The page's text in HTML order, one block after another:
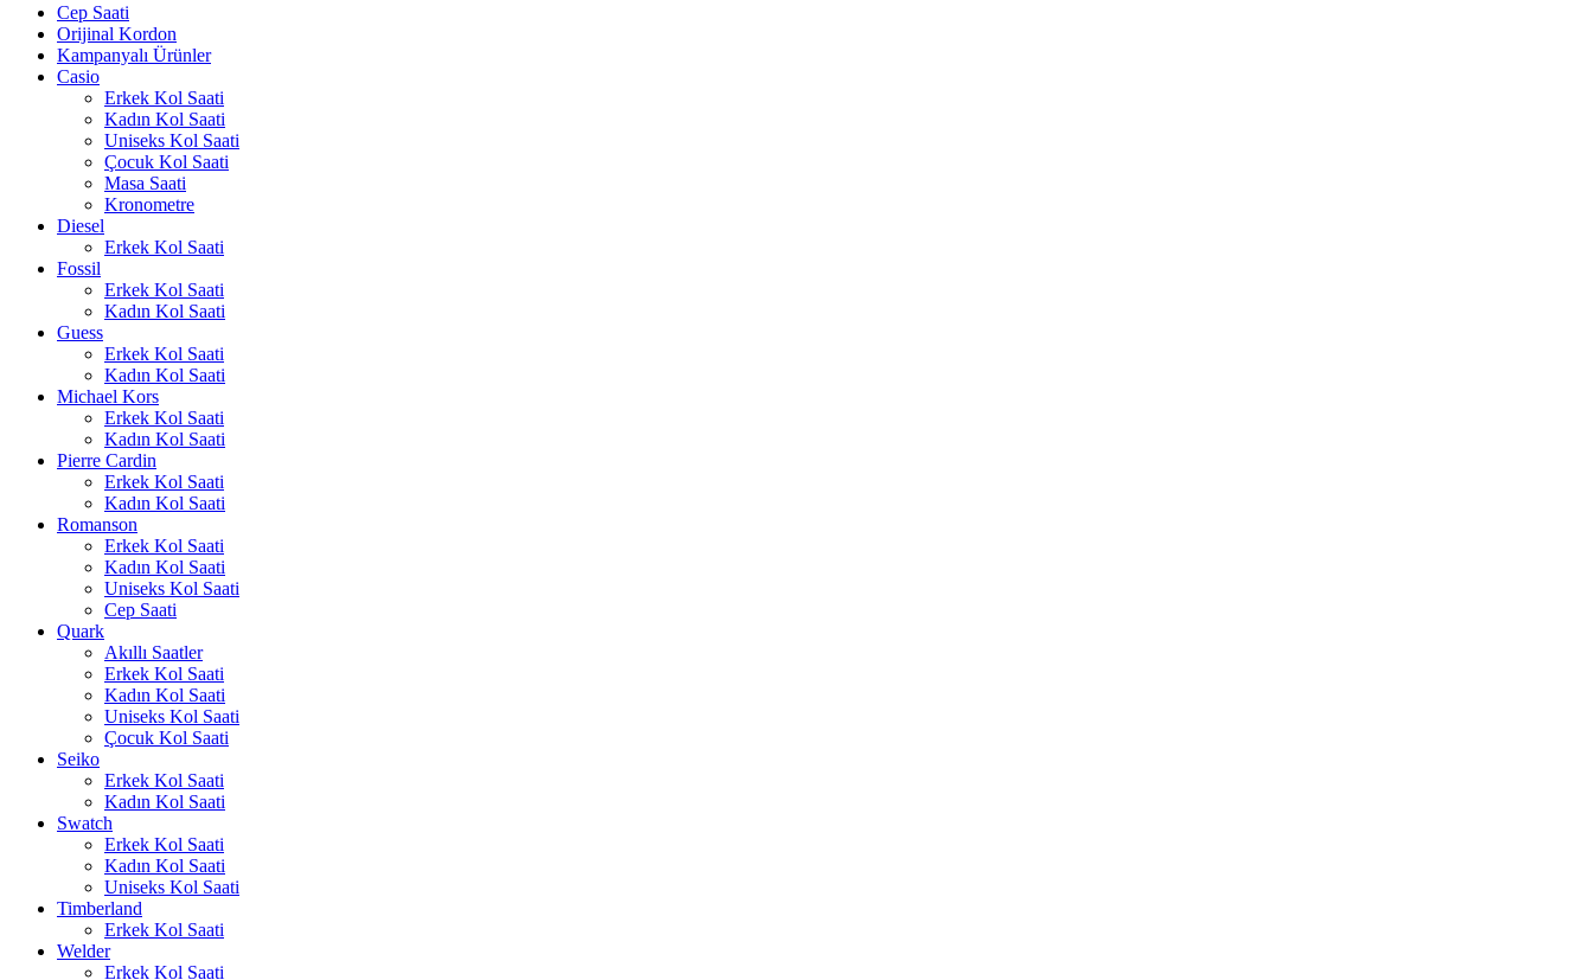
Cep Saati
Orijinal Kordon
Kampanyalı Ürünler
Casio
Erkek Kol Saati
Kadın Kol Saati
Uniseks Kol Saati
Çocuk Kol Saati
Masa Saati
Kronometre
Diesel
Erkek Kol Saati
Fossil
Erkek Kol Saati
Kadın Kol Saati
Guess
Erkek Kol Saati
Kadın Kol Saati
Michael Kors
Erkek Kol Saati
Kadın Kol Saati
Pierre Cardin
Erkek Kol Saati
Kadın Kol Saati
Romanson
Erkek Kol Saati
Kadın Kol Saati
Uniseks Kol Saati
Cep Saati
Quark
Akıllı Saatler
Erkek Kol Saati
Kadın Kol Saati
Uniseks Kol Saati
Çocuk Kol Saati
Seiko
Erkek Kol Saati
Kadın Kol Saati
Swatch
Erkek Kol Saati
Kadın Kol Saati
Uniseks Kol Saati
Timberland
Erkek Kol Saati
Welder
Erkek Kol Saati